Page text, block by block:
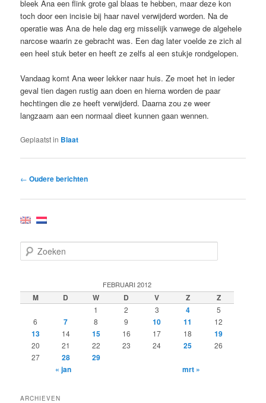
bleek Ana een flink grote gal blaas te hebben, maar deze kon
toch door een incisie bij haar navel verwijderd worden. Na de
operatie was Ana de hele dag erg misselijk vanwege de algehele
narcose waarin ze gebracht was. Een dag later voelde ze zich al
een heel stuk beter en heeft ze zelfs al een stukje rondgelopen.
Vandaag komt Ana weer lekker naar huis. Ze moet het in ieder
geval tien dagen rustig aan doen en hierna worden de paar
hechtingen die ze heeft verwijderd. Daarna zou ze weer
langzaam aan een normaal dieet kunnen gaan wennen.
Geplaatst in Blaat
Bericht
← Oudere berichten
o
e
n
FEBRUARI 2012
M D W D V Z Z
1 2 3 4
5
6
7 8 9 10 11 12
13 14 15 16 17 18 19
20 21 22 23 24 25
26
27
28
29
« jan
mrt »
ARCHIEVEN